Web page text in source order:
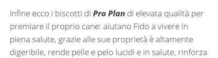
Infine ecco i biscotti di Pro Plan di elevata qualità per
premiare il proprio cane: aiutano Fido a vivere in
piena salute, grazie alle sue proprietà è altamente
digeribile, rende pelle e pelo lucidi e in salute, rinforza